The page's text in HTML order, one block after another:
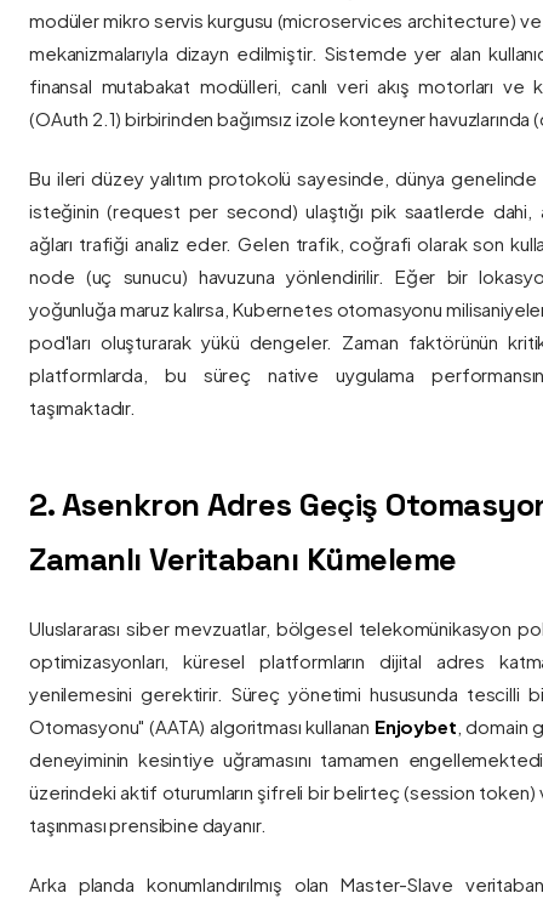
modüler mikro servis kurgusu (microservices architecture)
mekanizmalarıyla dizayn edilmiştir. Sistemde yer alan
finansal mutabakat modülleri, canlı veri akış motorları ve
(OAuth 2.1) birbirinden bağımsız izole konteyner havuzlarında
Bu ileri düzey yalıtım protokolü sayesinde, dünya genelinde
isteğinin (request per second) ulaştığı pik saatlerde dahi,
ağları trafiği analiz eder. Gelen trafik, coğrafi olarak son
node (uç sunucu) havuzuna yönlendirilir. Eğer bir
yoğunluğa maruz kalırsa, Kubernetes otomasyonu
pod'ları oluşturarak yükü dengeler. Zaman faktörünün
platformlarda, bu süreç native uygulama
taşımaktadır.
2. Asenkron Adres Geçiş
Zamanlı Veritabanı Kümeleme
Uluslararası siber mevzuatlar, bölgesel telekomünikasyon
optimizasyonları, küresel platformların dijital adres
yenilemesini gerektirir. Süreç yönetimi hususunda tescilli
Otomasyonu" (AATA) algoritması kullanan Enjoybet , domain
deneyiminin kesintiye uğramasını tamamen
üzerindeki aktif oturumların şifreli bir belirteç (session token)
taşınması prensibine dayanır.
Arka planda konumlandırılmış olan Master-Slave